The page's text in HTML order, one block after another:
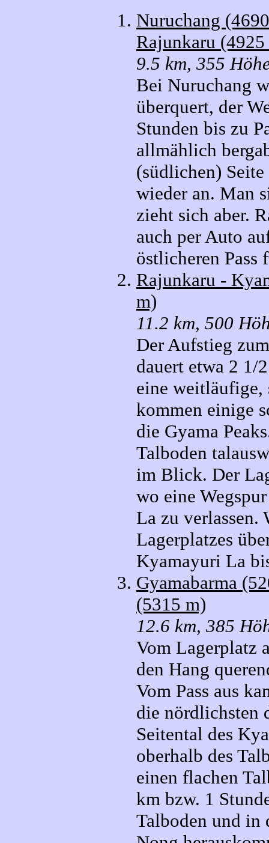
Nuruchang
Rajunkaru
9.5 km, 355
Bei Nuruchang
überquert, der
Stunden bis zu
allmählich
(südlichen) Seite
wieder an. Man
zieht sich aber.
auch per Auto
östlicheren Pass
Rajunkaru -
m)
11.2 km, 500
Der Aufstieg
dauert etwa 2 1/
eine weitläufige,
kommen einige
die Gyama
Talboden
im Blick. Der
wo eine
La zu verlassen.
Lagerplatzes
Kyamayuri La
Gyamabarma
(5315 m)
12.6 km, 385
Vom Lagerplatz
den Hang
Vom Pass aus
die nördlichsten
Seitental des
oberhalb des
einen flachen
km bzw. 1
Talboden und in